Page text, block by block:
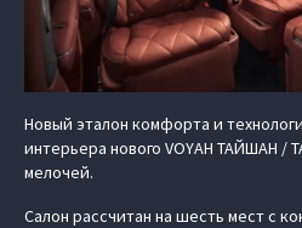
Новый эталон комфорта и
интерьера нового VOYAH ТАЙШАН /
мелочей.
Салон рассчитан на шесть мест с